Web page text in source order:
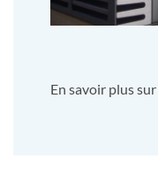
En savoir plus sur